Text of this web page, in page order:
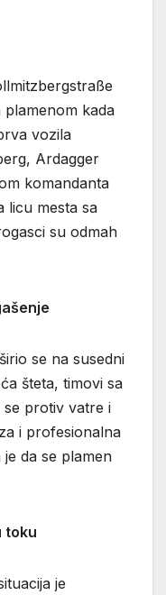
kada
vozila
Ardagger
komandanta
licu mesta sa
su odmah
se na susedni
šteta, timovi sa
se protiv vatre i
i profesionalna
da se plamen
toku
je